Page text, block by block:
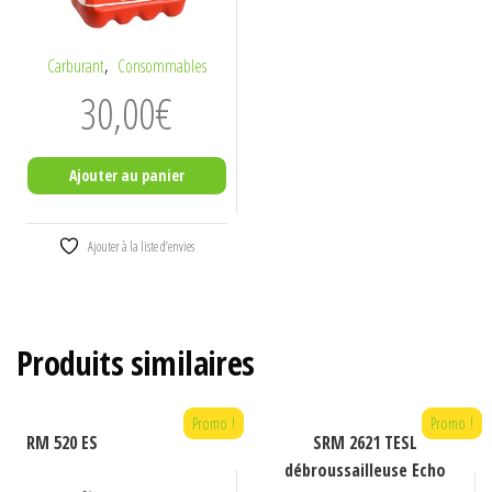
Carburant, Consommables
30,00€
Ajouter au panier
Ajouter à la liste d’envies
Produits similaires
Promo !
RM 520 ES
Promo !
SRM 2621 TESL
débroussailleuse Echo